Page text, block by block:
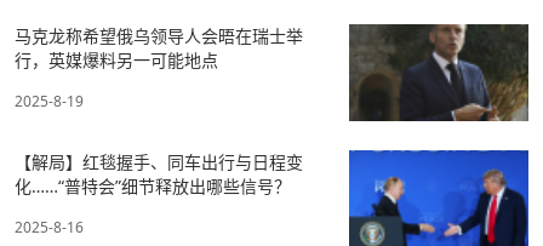
马克龙称希望俄乌领导人会晤在瑞士举
行，英媒爆料另一可能地点
2025-8-19
【解局】红毯握手、同车出行与日程变
化……“普特会”细节释放出哪些信号？
2025-8-16